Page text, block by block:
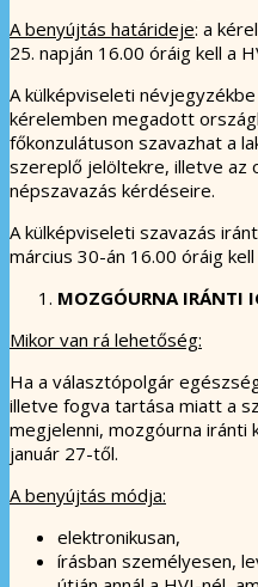
A benyújtás határideje: a
25. napján 16.00 óráig kell a
A külképviseleti
kérelemben megadott
főkonzulátuson szavazhat a
szereplő jelöltekre, illetve az
népszavazás kérdéseire.
A külképviseleti szavazás
március 30-án 16.00 óráig
MOZGÓURNA IRÁNTI
Mikor van rá lehetőség:
Ha a választópolgár
illetve fogva tartása miatt a
megjelenni, mozgóurna
január 27-től.
A benyújtás módja:
elektronikusan,
írásban személyesen,